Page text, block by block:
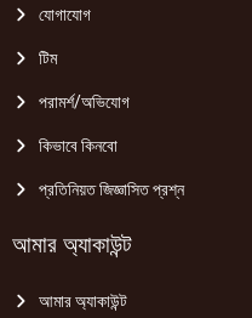
যোগাযোগ
টিম
পরামর্শ/অভিযোগ
কিভাবে কিনবো
প্রতিনিয়ত জিজ্ঞাসিত প্রশ্ন
আমার অ্যাকাউন্ট
আমার অ্যাকাউন্ট